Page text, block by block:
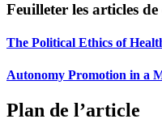
Feuilleter les articles
The Political Ethics of
Autonomy Promotion in a
Plan de l’article